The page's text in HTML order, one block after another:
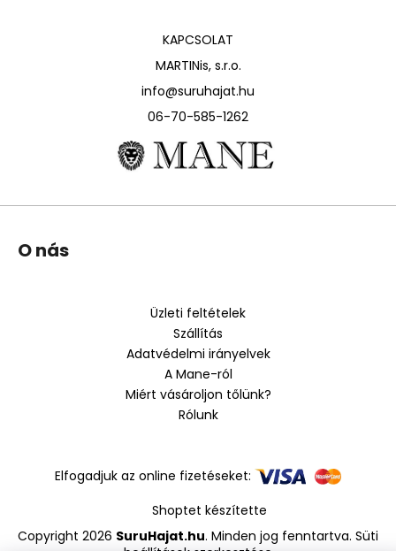
KAPCSOLAT
MARTINis, s.r.o.
info@suruhajat.hu
06-70-585-1262
O nás
Üzleti feltételek
Szállítás
Adatvédelmi irányelvek
A Mane-ról
Miért vásároljon tőlünk?
Rólunk
Elfogadjuk az online fizetéseket:
Shoptet készítette
Copyright 2026 SuruHajat.hu. Minden jog fenntartva. Süti